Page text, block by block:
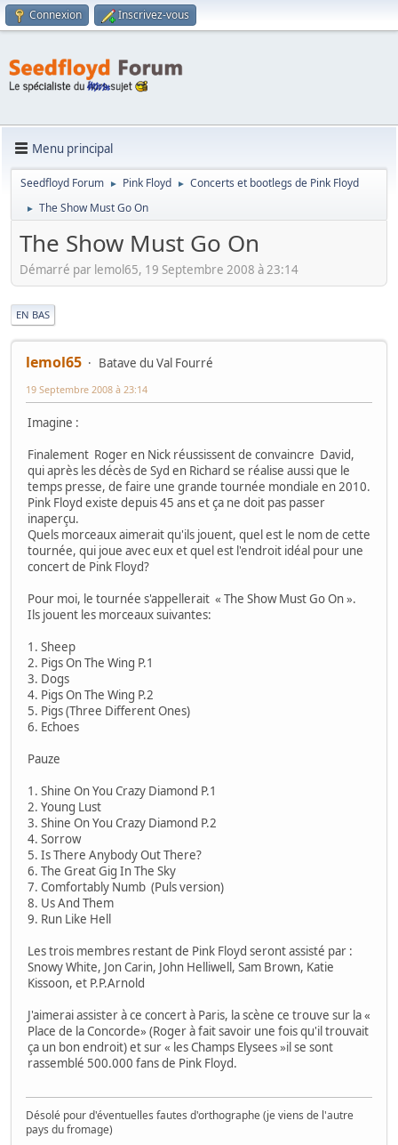
Connexion Inscrivez-vous
Menu principal
Seedfloyd Forum ► Pink Floyd ► Concerts et bootlegs de Pink Floyd
► The Show Must Go On
The Show Must Go On
Démarré par lemol65, 19 Septembre 2008 à 23:14
EN BAS
lemol65 Batave du Val Fourré
19 Septembre 2008 à 23:14
Imagine :
Finalement Roger en Nick réussissent de convaincre David,
qui après les décès de Syd en Richard se réalise aussi que le
temps presse, de faire une grande tournée mondiale en 2010.
Pink Floyd existe depuis 45 ans et ça ne doit pas passer
inaperçu.
Quels morceaux aimerait qu'ils jouent, quel est le nom de cette
tournée, qui joue avec eux et quel est l'endroit idéal pour une
concert de Pink Floyd?
Pour moi, le tournée s'appellerait « The Show Must Go On ».
Ils jouent les morceaux suivantes:
1. Sheep
2. Pigs On The Wing P.1
3. Dogs
4. Pigs On The Wing P.2
5. Pigs (Three Different Ones)
6. Echoes
Pauze
1. Shine On You Crazy Diamond P.1
2. Young Lust
3. Shine On You Crazy Diamond P.2
4. Sorrow
5. Is There Anybody Out There?
6. The Great Gig In The Sky
7. Comfortably Numb (Puls version)
8. Us And Them
9. Run Like Hell
Les trois membres restant de Pink Floyd seront assisté par :
Snowy White, Jon Carin, John Helliwell, Sam Brown, Katie
Kissoon, et P.P.Arnold
J'aimerai assister à ce concert à Paris, la scène ce trouve sur la «
Place de la Concorde» (Roger à fait savoir une fois qu'il trouvait
ça un bon endroit) et sur « les Champs Elysees »il se sont
rassemblé 500.000 fans de Pink Floyd.
Désolé pour d'éventuelles fautes d'orthographe (je viens de l'autre
pays du fromage)